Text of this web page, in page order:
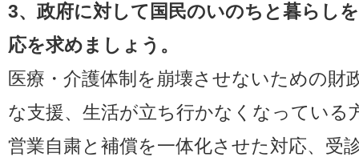
3、政府に対して国民のいのちと暮らし
応を求めましょう。
医療・介護体制を崩壊させないための財
な支援、生活が立ち行かなくなっている
営業自粛と補償を一体化させた対応、受